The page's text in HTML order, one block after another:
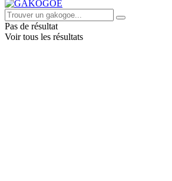
Pas de résultat
Voir tous les résultats